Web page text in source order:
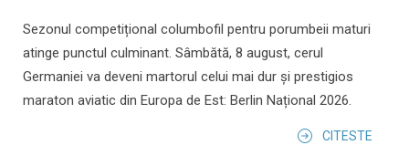
Sezonul competițional columbofil pentru porumbeii maturi
atinge punctul culminant. Sâmbătă, 8 august, cerul
Germaniei va deveni martorul celui mai dur și prestigios
maraton aviatic din Europa de Est: Berlin Național 2026.
CITESTE